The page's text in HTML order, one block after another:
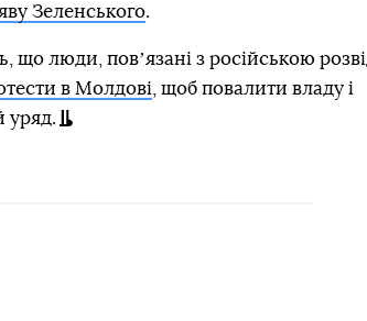
Зеленського.
що люди, повʼязані з російською
в Молдові , щоб повалити владу і
уряд.